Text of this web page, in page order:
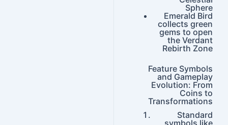
Sphere
Emerald Bird
collects green
gems to open
the Verdant
Rebirth Zone
Feature Symbols
and Gameplay
Evolution: From
Coins to
Transformations
Standard
symbols like